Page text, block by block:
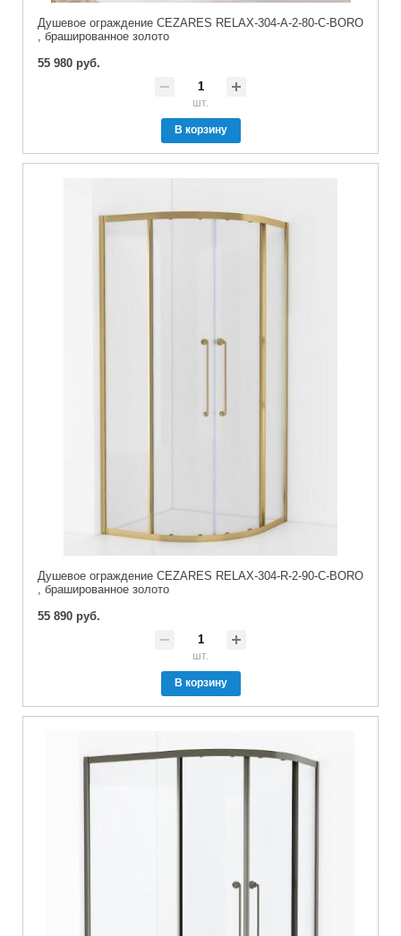
Душевое ограждение CEZARES RELAX-304-A-2-80-C-BORO
, брашированное золото
55 980 руб.
шт.
В корзину
Душевое ограждение CEZARES RELAX-304-R-2-90-C-BORO
, брашированное золото
55 890 руб.
шт.
В корзину